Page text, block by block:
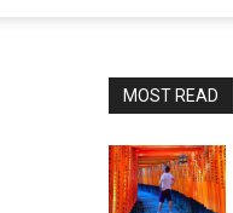
MOST READ